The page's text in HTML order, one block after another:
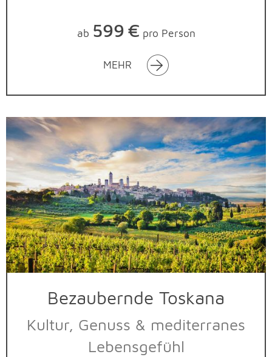
ab 599 € pro Person
MEHR
Bezaubernde Toskana
Kultur, Genuss & mediterranes
Lebensgefühl